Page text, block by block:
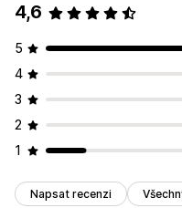
4,6
5
4
3
2
1
Napsat recenzi